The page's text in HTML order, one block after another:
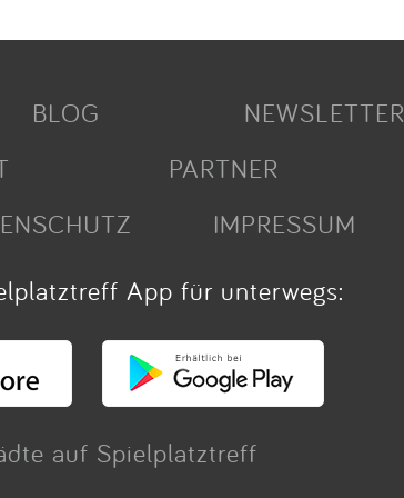
BLOG
NEWSLETTER
PARTNER
IMPRESSUM
App für unterwegs:
auf Spielplatztreff